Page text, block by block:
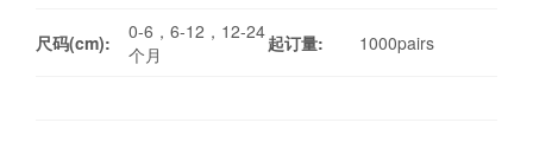
尺码(cm):
0-6，6-12，12-24
个月
起订量: 1000pairs